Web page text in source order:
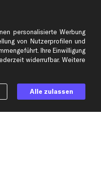
Ersatzteile
personalisierte Werbung
von Nutzerprofilen und
Ihre Einwilligung
widerrufbar. Weitere
Alle zulassen